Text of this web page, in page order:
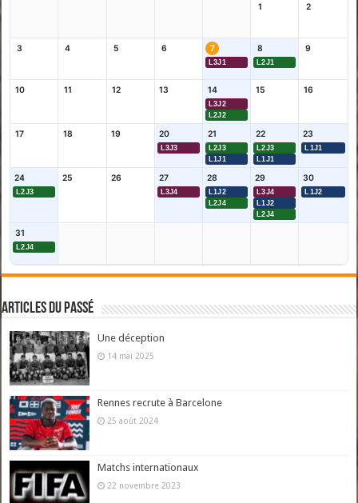
1 2
3 4 5 6 7
L3J1
8
L2J1
9
10 11 12 13 14
L3J2
L2J2
15 16
17 18 19 20
L3J3
21
L2J3
L1J1
22
L2J3
L1J1
23
L1J1
24
L2J3
25 26 27
L3J4
28
L1J2
L2J4
29
L3J4
L1J2
L2J4
30
L1J2
31
L2J4
Articles du passé
Une déception
14 mai 2025
Rennes recrute à Barcelone
25 août 2024
Matchs internationaux
22 novembre 2023